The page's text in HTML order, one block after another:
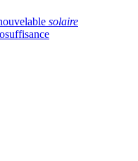
solaire